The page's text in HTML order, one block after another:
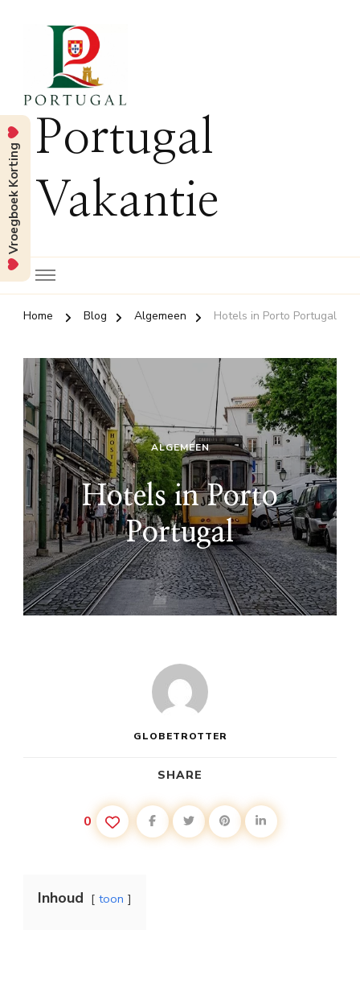
Portugal
Vakantie
Home Blog Algemeen Hotels in Porto Portugal
ALGEMEEN
Hotels in Porto
Portugal
GLOBETROTTER
SHARE
0
Inhoud toon
Vroegboek Korting